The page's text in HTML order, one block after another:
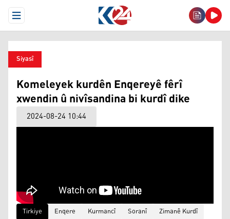
Open Menu
Siyasî
Komeleyek kurdên Enqereyê fêrî
xwendin û nivîsandina bi kurdî dike
2024-08-24 10:44
Tirkiye Enqere Kurmancî Soranî Zimanê Kurdî